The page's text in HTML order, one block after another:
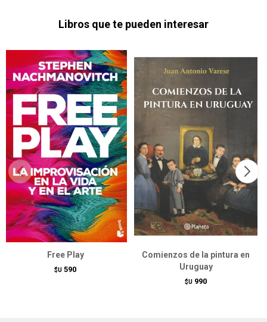
Libros que te pueden interesar
Free Play
$U 590
Comienzos de la pintura en
Uruguay
$U 990